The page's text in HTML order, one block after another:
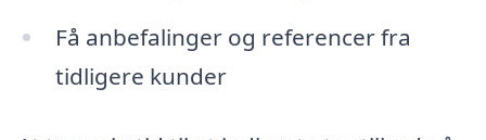
Få anbefalinger og referencer fra
tidligere kunder